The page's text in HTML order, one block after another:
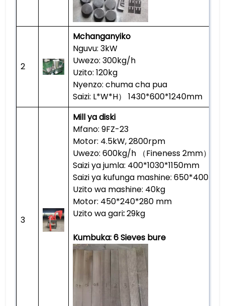
2
Mchanganyiko
Nguvu: 3kW
Uwezo: 300kg/h
Uzito: 120kg
Nyenzo: chuma cha pua
Saizi: L*W*H） 1430*600*1240mm
3
Mill ya diski
Mfano: 9FZ-23
Motor: 4.5kW, 2800rpm
Uwezo: 600kg/h （Fineness 2mm）
Saizi ya jumla: 400*1030*1150mm
Saizi ya kufunga mashine:
Uzito wa mashine: 40kg
Motor: 450*240*280 mm
Uzito wa gari:29kg
Kumbuka: 6 Sieves bure